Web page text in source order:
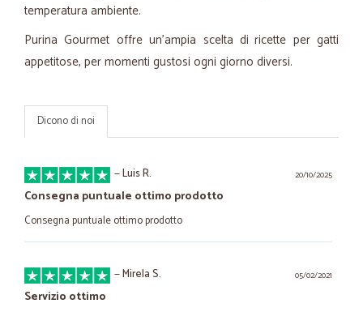
temperatura ambiente.
Purina Gourmet offre un’ampia scelta di ricette per gatti
appetitose, per momenti gustosi ogni giorno diversi.
Dicono di noi
20/10/2025
—Luis R.
Consegna puntuale ottimo prodotto
Consegna puntuale ottimo prodotto
05/02/2021
—Mirela S.
Servizio ottimo